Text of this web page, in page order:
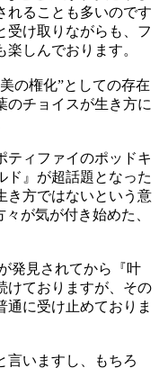
れることも多いのです
受け取りながらも、フ
しんでおります。
の権化”としての存在
のチョイスが生き方に
ティファイのポッドキ
ド』が超話題となった
き方ではないという意
が気が付き始めた、
発見されてから『叶
けておりますが、その
通に受け止めておりま
言いますし、もちろ